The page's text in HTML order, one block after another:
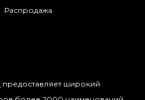
Распродажа
предоставляет широкий